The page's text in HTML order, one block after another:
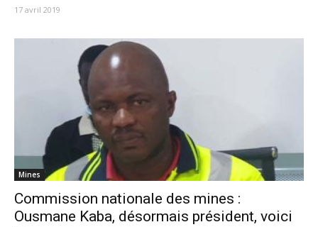
17 avril 2019
Mines
Commission nationale des mines :
Ousmane Kaba, désormais président, voici